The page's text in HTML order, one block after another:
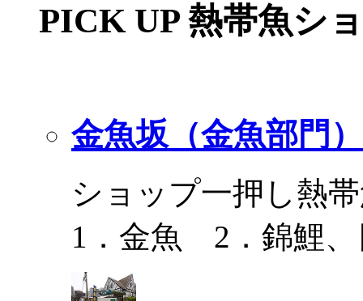
PICK UP 熱帯魚シ
金魚坂（金魚部門）
ショップ一押し熱
1．金魚 2．錦鯉、